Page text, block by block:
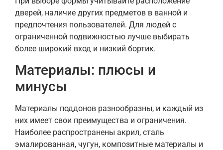
дверей, наличие других предметов в ванной и
предпочтения пользователей. Для людей с
ограниченной подвижностью лучше выбирать
более широкий вход и низкий бортик.
Материалы: плюсы и
минусы
Материалы поддонов разнообразны, и каждый из
них имеет свои преимущества и ограничения.
Наиболее распространены акрил, сталь
эмалированная, чугун, композитные материалы и